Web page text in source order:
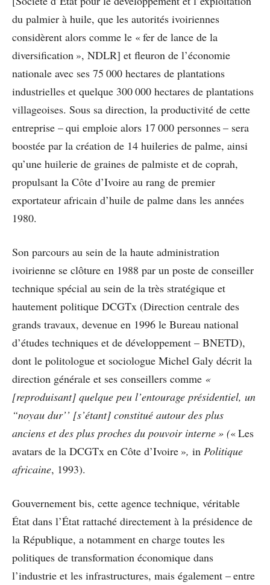
du palmier à huile, que les autorités ivoiriennes
considèrent alors comme le « fer de lance de la
diversification », NDLR] et fleuron de l’économie
nationale avec ses 75 000 hectares de plantations
industrielles et quelque 300 000 hectares de plantations
villageoises. Sous sa direction, la productivité de cette
entreprise – qui emploie alors 17 000 personnes – sera
boostée par la création de 14 huileries de palme, ainsi
qu’une huilerie de graines de palmiste et de coprah,
propulsant la Côte d’Ivoire au rang de premier
exportateur africain d’huile de palme dans les années
1980.
Son parcours au sein de la haute administration
ivoirienne se clôture en 1988 par un poste de conseiller
technique spécial au sein de la très stratégique et
hautement politique DCGTx (Direction centrale des
grands travaux, devenue en 1996 le Bureau national
d’études techniques et de développement – BNETD),
dont le politologue et sociologue Michel Galy décrit la
direction générale et ses conseillers comme «
[reproduisant] quelque peu l’entourage présidentiel, un
“noyau dur’’ [s’étant] constitué autour des plus
anciens et des plus proches du pouvoir interne » (« Les
avatars de la DCGTx en Côte d’Ivoire », in Politique
africaine, 1993).
Gouvernement bis, cette agence technique, véritable
État dans l’État rattaché directement à la présidence de
la République, a notamment en charge toutes les
politiques de transformation économique dans
l’industrie et les infrastructures, mais également – entre